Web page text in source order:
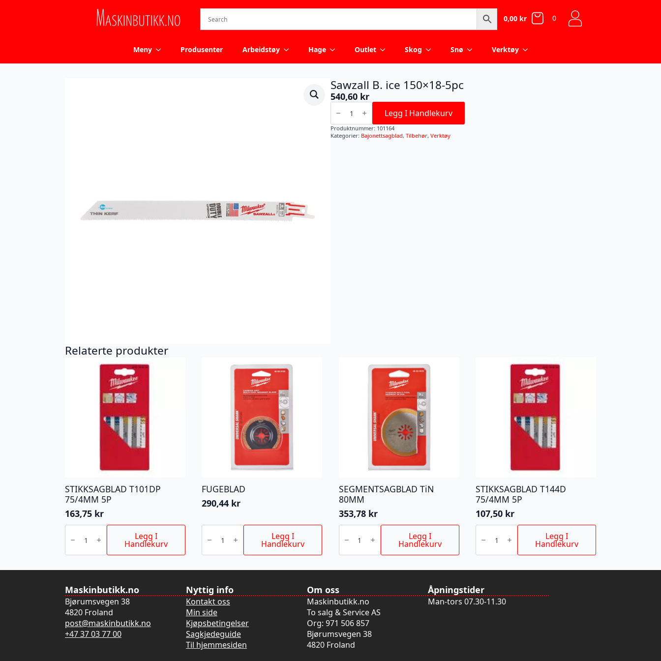
0,00 kr 0
Meny Produsenter Arbeidstøy Hage Outlet Skog Snø Verktøy
Sawzall B. ice 150×18-5pc
540,60 kr
Sawzall
150x18-
5pc
antall
Legg I Handlekurv
Produktnummer: 101164
Kategorier: Bajonettsagblad, Tilbehør, Verktøy
Relaterte produkter
STIKKSAGBLAD T101DP
75/4MM 5P
163,75 kr
STIKKSAGBLAD
75/4MM
antall
Legg I
Handlekurv
FUGEBLAD
290,44 kr
FUGEBLAD
Legg I
Handlekurv
SEGMENTSAGBLAD TiN
80MM
353,78 kr
SEGMENTSAGBLAD
80MM Legg I
Handlekurv
STIKKSAGBLAD T144D
75/4MM 5P
107,50 kr
STIKKSAGBLAD
75/4MM
antall
Legg I
Handlekurv
Maskinbutikk.no
Bjørumsvegen 38
4820 Froland
post@maskinbutikk.no
+47 37 03 77 00
Nyttig info
Kontakt oss
Min side
Kjøpsbetingelser
Sagkjedeguide
Til hjemmesiden
Om oss
Maskinbutikk.no
To salg & Service AS
Org: 971 506 857
Bjørumsvegen 38
4820 Froland
Åpningstider
Man-tors 07.30-11.30